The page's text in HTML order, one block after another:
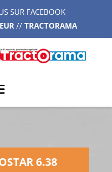
SUR FACEBOOK
// TRACTORAMA
6.38